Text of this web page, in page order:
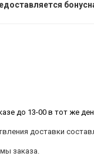
до 13-00 в тот же
доставки
заказа.